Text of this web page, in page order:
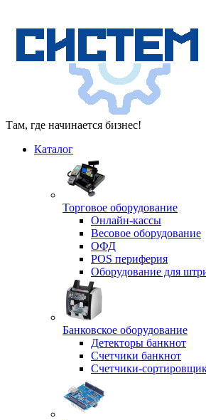
Там, где начинается бизнес!
Каталог
Торговое оборудование
Онлайн-кассы
Весовое оборудование
ОФД
POS периферия
Оборудование для
Банковское оборудование
Детекторы банкнот
Счетчики банкнот
Счетчики-